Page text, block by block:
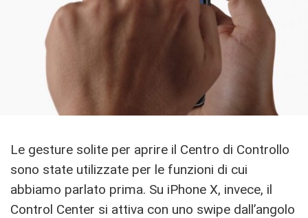
Le gesture solite per aprire il Centro di Controllo
sono state utilizzate per le funzioni di cui
abbiamo parlato prima. Su iPhone X, invece, il
Control Center si attiva con uno swipe dall’angolo